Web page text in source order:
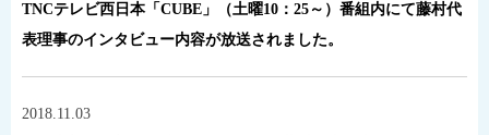
TNCテレビ西日本「CUBE」（土曜10：25～）番組内にて藤村代
表理事のインタビュー内容が放送されました。
2018.11.03